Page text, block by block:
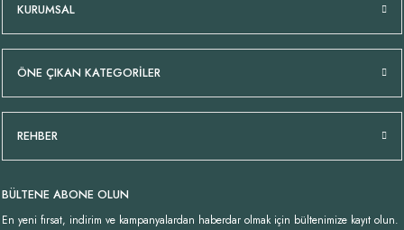
899,00 TL
KURUMSAL
ÖNE ÇIKAN KATEGORİLER
REHBER
BÜLTENE ABONE OLUN
En yeni fırsat, indirim ve kampanyalardan haberdar olmak için bültenimize kayıt olun.